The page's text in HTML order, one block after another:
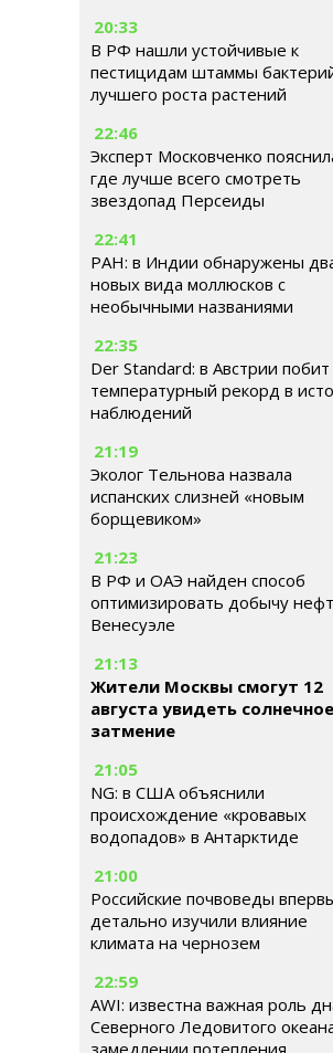
20:33
В РФ нашли устойчивые к
пестицидам штаммы
лучшего роста растений
22:46
Эксперт Московченко
где лучше всего смотреть
звездопад Персеиды
22:41
РАН: в Индии обнаружены
новых вида моллюсков с
необычными названиями
22:35
Der Standard: в Австрии побит
температурный рекорд в
наблюдений
21:19
Эколог Тельнова назвала
испанских слизней «новым
борщевиком»
21:23
В РФ и ОАЭ найден способ
оптимизировать добычу
Венесуэле
21:13
Жители Москвы смогут 12
августа увидеть солнечное
затмение
21:05
NG: в США объяснили
происхождение «кровавых
водопадов» в Антарктиде
21:00
Российские почвоведы
детально изучили влияние
климата на чернозем
22:59
AWI: известна важная роль
Северного Ледовитого
замедлении потепления